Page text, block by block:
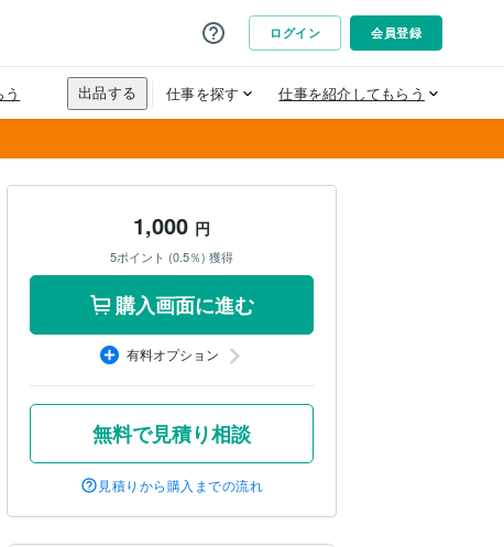
1,000 円
5ポイント (0.5％) 獲得
購入画面に進む
有料オプション
無料で見積り相談
見積りから購入までの流れ